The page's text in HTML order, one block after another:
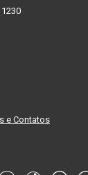
e Contatos